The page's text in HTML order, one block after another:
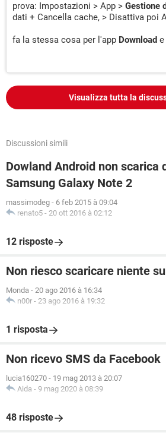
prova: Impostazioni > App > Gestione
dati + Cancella cache, > Disattiva poi
fa la stessa cosa per l'app Download
Visualizza tutta la
Discussioni simili
Dowland Android non scarica
Samsung Galaxy Note 2
massimodeg - 6 feb 2015 à 09:04
renato5 - 20 ott 2016 à 02:12
12 risposte
Non riesco scaricare niente
Monda - 20 ago 2016 à 16:34
n00r - 23 ago 2016 à 19:32
1 risposta
Non ricevo SMS da Facebook
lucia160270 - 19 mag 2013 à 20:07
Aida - 9 mag 2020 à 08:39
48 risposte